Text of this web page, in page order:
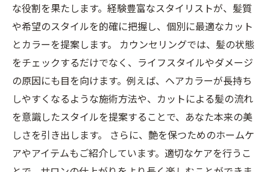
な役割を果たします。経験豊富なスタイリストが、髪質
や希望のスタイルを的確に把握し、個別に最適なカット
とカラーを提案します。 カウンセリングでは、髪の状態
をチェックするだけでなく、ライフスタイルやダメージ
の原因にも目を向けます。例えば、ヘアカラーが長持ち
しやすくなるような施術方法や、カットによる髪の流れ
を意識したスタイルを提案することで、あなた本来の美
しさを引き出します。 さらに、艶を保つためのホームケ
アやアイテムもご紹介しています。適切なケアを行うこ